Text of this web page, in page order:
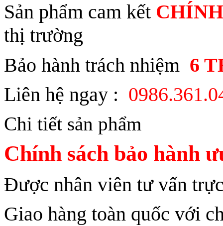
Sản phẩm cam kết
thị trường
Bảo hành trách nhiệm 6
Liên hệ ngay :
Chi tiết sản phẩm
Chính sách bảo hành
Được nhân viên tư vấn
Giao hàng toàn quốc với